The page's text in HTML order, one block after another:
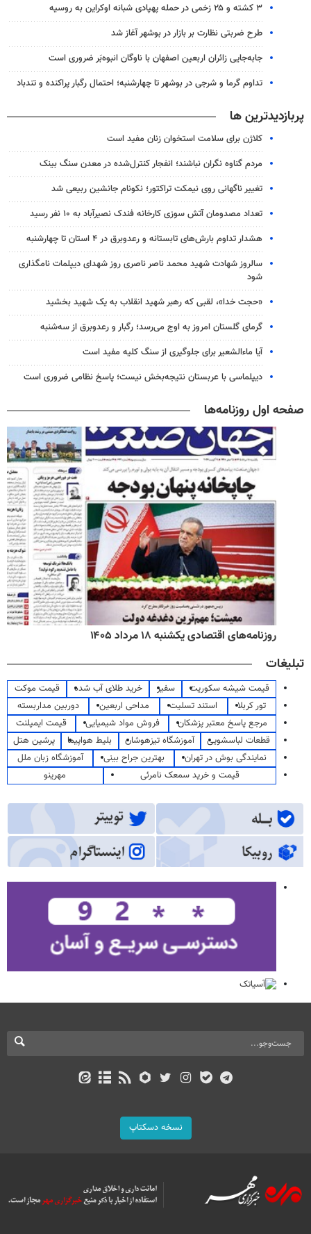
۳ کشته و ۲۵ زخمی در حمله پهپادی شبانه اوکراین به روسیه
طرح ضربتی نظارت بر بازار در بوشهر آغاز شد
جابه‌جایی زائران اربعین اصفهان با ناوگان انبوه‌بَر ضروری است
تداوم گرما و شرجی در بوشهر تا چهارشنبه؛ احتمال رگبار پراکنده و تندباد
پربازدیدترین ها
کلاژن برای سلامت استخوان زنان مفید است
مردم گناوه نگران نباشند؛ انفجار کنترل‌شده در معدن سنگ بینک
تغییر ناگهانی روی نیمکت تراکتور؛ نکونام جانشین ربیعی شد
تعداد مصدومان آتش سوزی کارخانه فندک نصیرآباد به ۱۰ نفر رسید
هشدار تداوم بارش‌های تابستانه و رعدوبرق در ۴ استان تا چهارشنبه
سالروز شهادت شهید محمد ناصر ناصری روز شهدای دیپلمات نامگذاری
شود
«حجت خدا»، لقبی که رهبر شهید انقلاب به یک شهید بخشید
گرمای گلستان امروز به اوج می‌رسد؛ رگبار و رعدوبرق از سه‌شنبه
آیا ماءالشعیر برای جلوگیری از سنگ کلیه مفید است
دیپلماسی با عربستان نتیجه‌بخش نیست؛ پاسخ نظامی ضروری است
صفحه اول روزنامه‌ها
روزنامه‌های اقتصادی یکشنبه ۱۸ مرداد ۱۴۰۵
تبلیغات
قیمت شیشه سکوریت سفیر خرید طلای آب شده
قیمت موکت
تور کربلا
استند تسلیت مداحی اربعین
دوربین مداربسته
مرجع پاسخ معتبر پزشکان
فروش مواد شیمیایی
قیمت ایمپلنت
قطعات لباسشویی
آموزشگاه تیزهوشان بلیط هواپیما
پرشین هتل
نمایندگی بوش در تهران
بهترین جراح بینی
آموزشگاه زبان ملل
قیمت و خرید سمعک نامرئی
مهرینو
نسخه دسکتاپ